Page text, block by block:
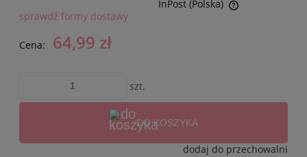
InPost (Polska)
sprawdź formy dostawy
Cena: 64,99 zł
szt.
DO KOSZYKA
dodaj do przechowalni